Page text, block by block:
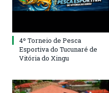
4º Torneio de Pesca
Esportiva do Tucunaré de
Vitória do Xingu